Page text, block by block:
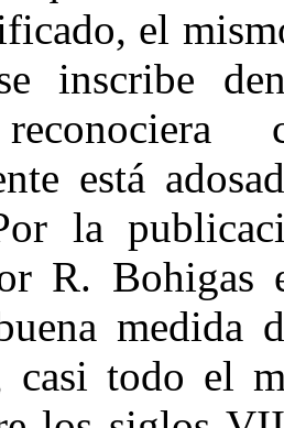
el
inscribe
está
la
R. Bohigas
medida
casi todo el